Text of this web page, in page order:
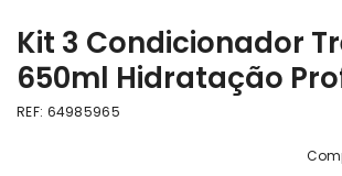
Kit 3 Condicionador
650ml Hidratação
REF: 64985965